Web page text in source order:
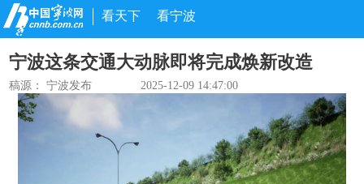
看天下 看宁波
宁波这条交通大动脉即将完成焕新改造
稿源：宁波发布 2025-12-09 14:47:00